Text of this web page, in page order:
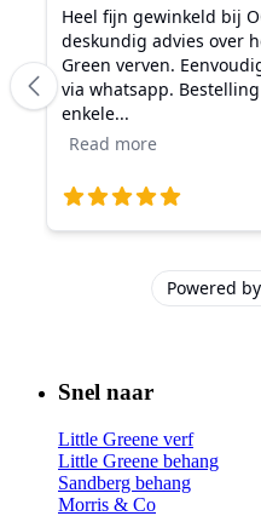
Snel naar
Little Greene verf
Little Greene behang
Sandberg behang
Morris & Co